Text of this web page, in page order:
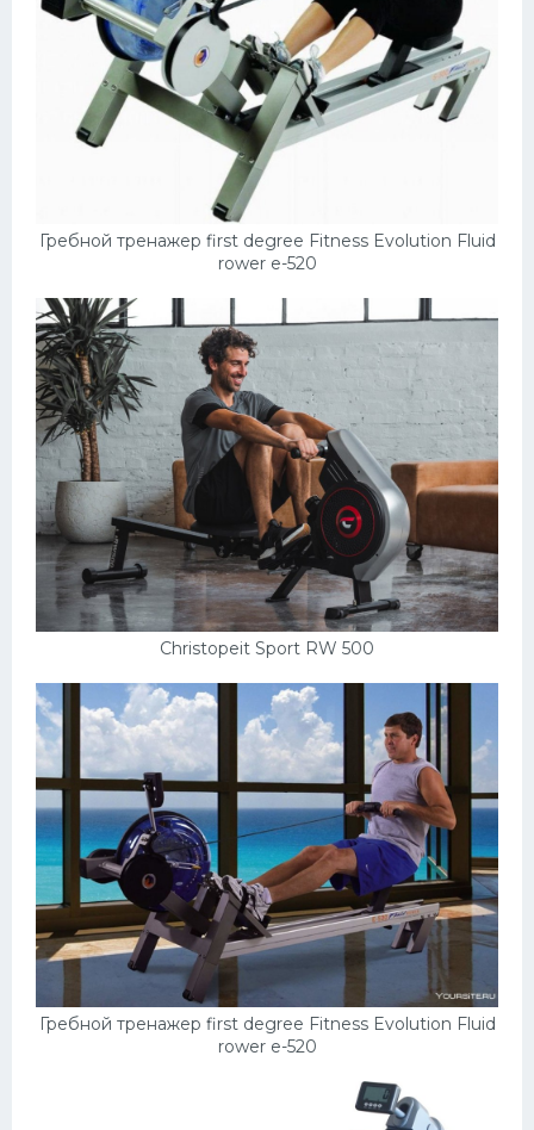
Гребной тренажер first degree Fitness Evolution Fluid
rower e-520
Christopeit Sport RW 500
Гребной тренажер first degree Fitness Evolution Fluid
rower e-520